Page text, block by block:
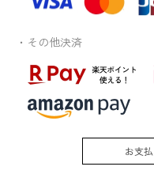
・その他決済
お支